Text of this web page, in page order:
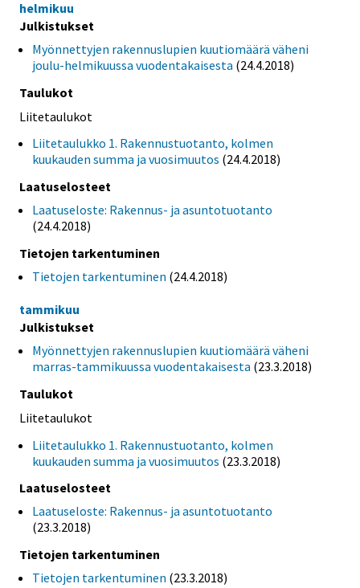
helmikuu
Julkistukset
Myönnettyjen rakennuslupien kuutiomäärä väheni
joulu-helmikuussa vuodentakaisesta (24.4.2018)
Taulukot
Liitetaulukot
Liitetaulukko 1. Rakennustuotanto, kolmen
kuukauden summa ja vuosimuutos (24.4.2018)
Laatuselosteet
Laatuseloste: Rakennus- ja asuntotuotanto
(24.4.2018)
Tietojen tarkentuminen
Tietojen tarkentuminen (24.4.2018)
tammikuu
Julkistukset
Myönnettyjen rakennuslupien kuutiomäärä väheni
marras-tammikuussa vuodentakaisesta (23.3.2018)
Taulukot
Liitetaulukot
Liitetaulukko 1. Rakennustuotanto, kolmen
kuukauden summa ja vuosimuutos (23.3.2018)
Laatuselosteet
Laatuseloste: Rakennus- ja asuntotuotanto
(23.3.2018)
Tietojen tarkentuminen
Tietojen tarkentuminen (23.3.2018)